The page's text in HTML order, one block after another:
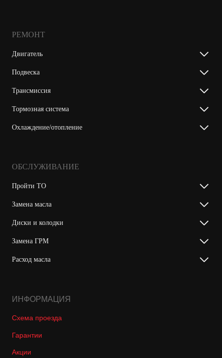
РЕМОНТ
Двигатель
Подвеска
Трансмиссия
Тормозная система
Охлаждение/отопление
ОБСЛУЖИВАНИЕ
Пройти ТО
Замена масла
Диски и колодки
Замена ГРМ
Расход масла
ИНФОРМАЦИЯ
Схема проезда
Гарантии
Акции